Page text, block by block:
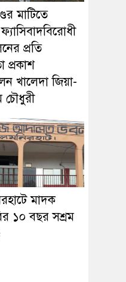
মাটিতে
প্রতি
প্রকাশ
খালেদা জিয়া-
মাদক
১০ বছর সশ্রম